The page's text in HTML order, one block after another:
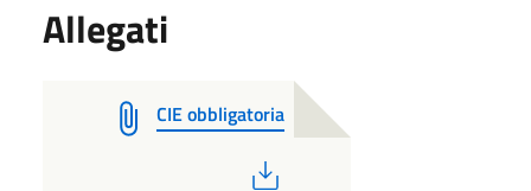
Allegati
CIE obbligatoria